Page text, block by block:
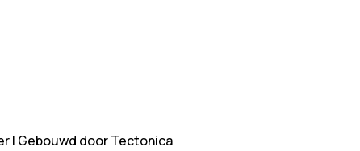
| Gebouwd doorTectonica